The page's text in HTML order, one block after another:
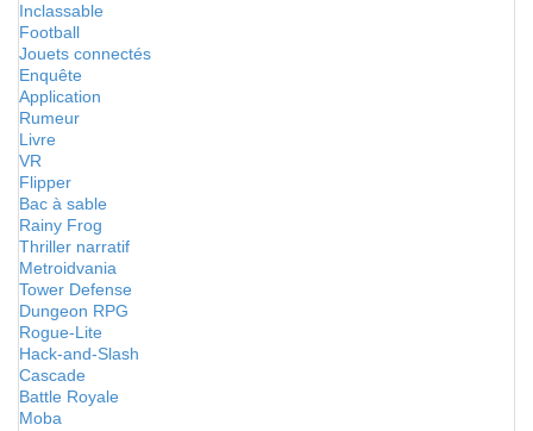
Inclassable
Football
Jouets connectés
Enquête
Application
Rumeur
Livre
VR
Flipper
Bac à sable
Rainy Frog
Thriller narratif
Metroidvania
Tower Defense
Dungeon RPG
Rogue-Lite
Hack-and-Slash
Cascade
Battle Royale
Moba